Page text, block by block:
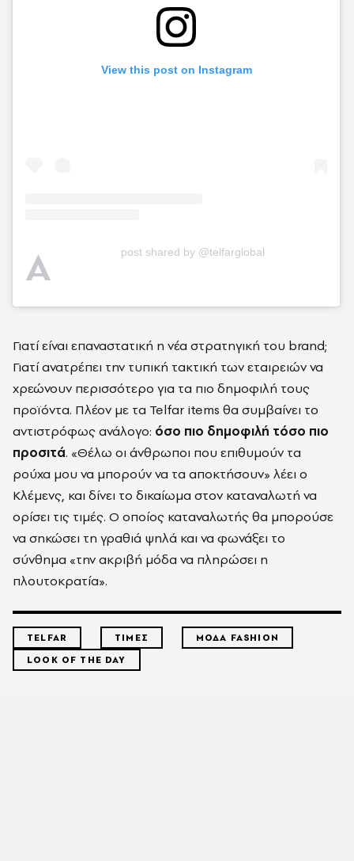
View this post on Instagram
A post shared by @telfarglobal
Γιατί είναι επαναστατική η νέα στρατηγική του brand;
Γιατί ανατρέπει την τυπική τακτική των εταιρειών να
χρεώνουν περισσότερο για τα πιο δημοφιλή τους
προϊόντα. Πλέον με τα Telfar items θα συμβαίνει το
αντιστρόφως ανάλογο: όσο πιο δημοφιλή τόσο πιο
προσιτά. «Θέλω οι άνθρωποι που επιθυμούν τα
ρούχα μου να μπορούν να τα αποκτήσουν» λέει ο
Κλέμενς, και δίνει το δικαίωμα στον καταναλωτή να
ορίσει τις τιμές. Ο οποίος καταναλωτής θα μπορούσε
να σηκώσει τη γραθιά ψηλά και να φωνάξει το
σύνθημα «την ακριβή μόδα να πληρώσει η
πλουτοκρατία».
TELFAR ΤΙΜΕΣ
ΜΟΔΑ FASHION
LOOK OF THE DAY